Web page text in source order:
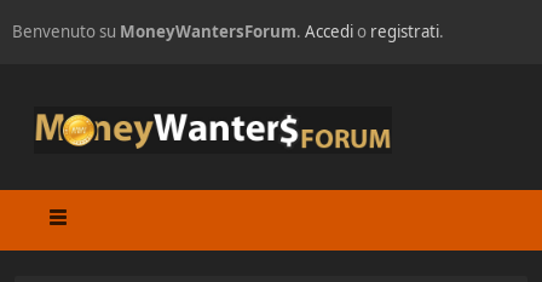
Benvenuto su MoneyWantersForum. Accedio registrati.